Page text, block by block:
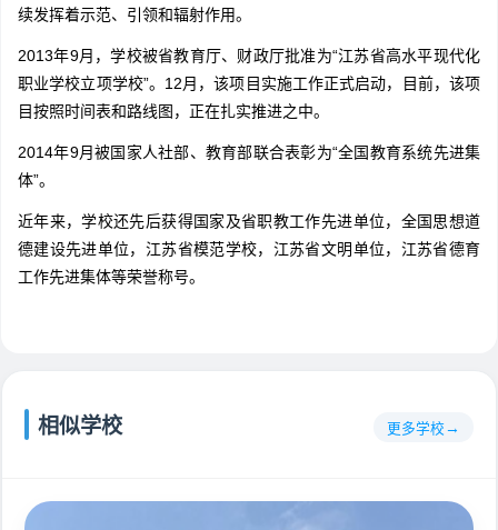
续发挥着示范、引领和辐射作用。
2013年9月，学校被省教育厅、财政厅批准为“江苏省高水平现代化
职业学校立项学校”。12月，该项目实施工作正式启动，目前，该项
目按照时间表和路线图，正在扎实推进之中。
2014年9月被国家人社部、教育部联合表彰为“全国教育系统先进集
体”。
近年来，学校还先后获得国家及省职教工作先进单位，全国思想道
德建设先进单位，江苏省模范学校，江苏省文明单位，江苏省德育
工作先进集体等荣誉称号。
相似学校 更多学校